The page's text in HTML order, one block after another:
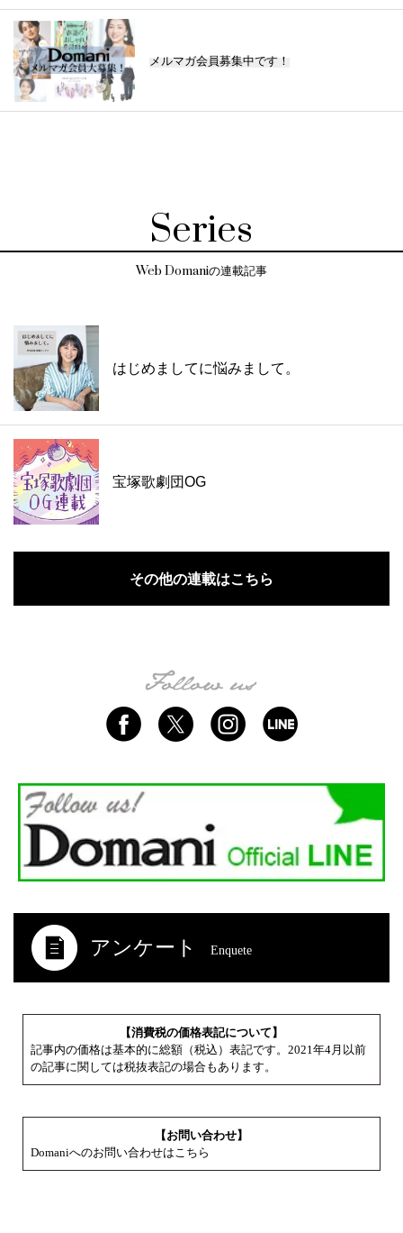
メルマガ会員募集中です！
Series
Web Domaniの連載記事
はじめましてに悩みまして。
宝塚歌劇団OG
その他の連載はこちら
アンケート Enquete
【消費税の価格表記について】
記事内の価格は基本的に総額（税込）表記です。2021年4月以前
の記事に関しては税抜表記の場合もあります。
【お問い合わせ】
Domaniへのお問い合わせはこちら